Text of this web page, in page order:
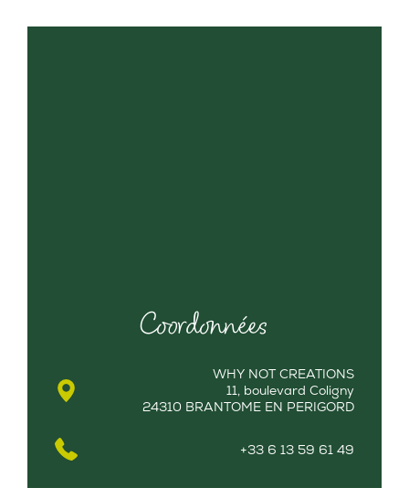
Coordonnées
WHY NOT CREATIONS
11, boulevard Coligny
24310 BRANTOME EN PERIGORD
+33 6 13 59 61 49